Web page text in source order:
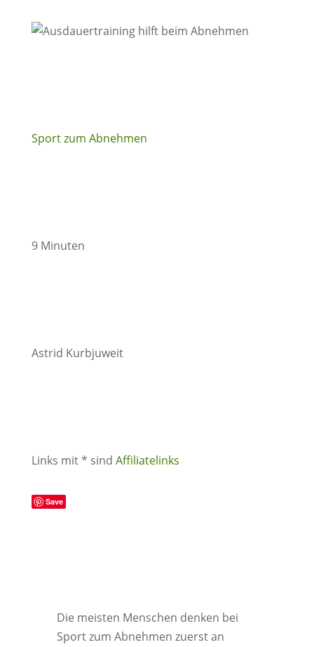
Sport zum Abnehmen
9 Minuten
Astrid Kurbjuweit
Links mit * sind Affiliatelinks
Save
Die meisten Menschen denken bei
Sport zum Abnehmen zuerst an